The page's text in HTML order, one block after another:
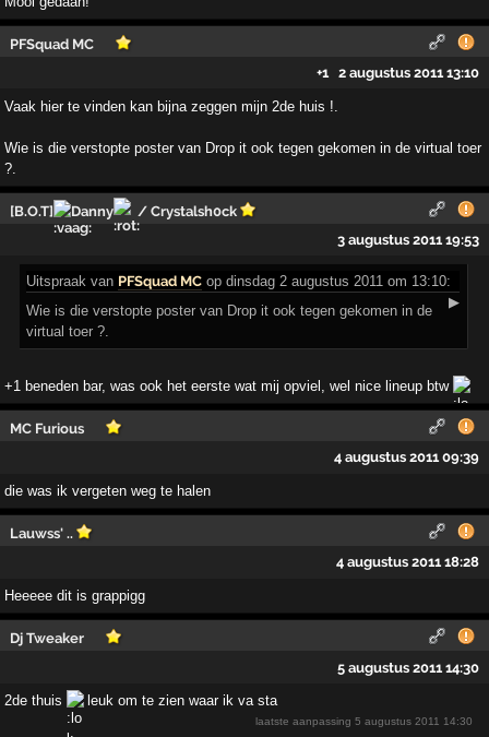
PFSquad MC
+1
2 augustus 2011 13:10
Vaak hier te vinden kan bijna zeggen mijn 2de huis !.
Wie is die verstopte poster van Drop it ook tegen gekomen in de virtual toer
?.
[B.O.T] Danny
/ Crystalsh0ck
3 augustus 2011 19:53
Uitspraak van PFSquad MC op dinsdag 2 augustus 2011 om 13:10:
▶
Wie is die verstopte poster van Drop it ook tegen gekomen in de
virtual toer ?.
+1 beneden bar, was ook het eerste wat mij opviel, wel nice lineup btw
MC Furious
4 augustus 2011 09:39
die was ik vergeten weg te halen
Lauwss' ..
4 augustus 2011 18:28
Heeeee dit is grappigg
Dj Tweaker
5 augustus 2011 14:30
2de thuis leuk om te zien waar ik va sta
laatste aanpassing5 augustus 2011 14:30